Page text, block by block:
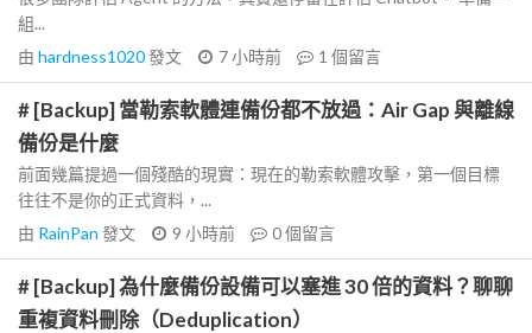
組...
由 hardness1020發文 7 小時前 1 個留言
# [Backup] 當勒索軟體連備份都不放過：Air Gap 與離線
備份是什麼
前面幾篇提過一個殘酷的現實：現在的勒索軟體攻擊，第一個目標
往往不是你的正式資料，...
由 RainPan 發文 9 小時前 0個留言
# [Backup] 為什麼備份設備可以塞進 30 倍的資料？聊聊
重複資料刪除（Deduplication）